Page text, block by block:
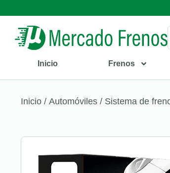
Inicio Frenos
Inicio / Automóviles / Sistema de